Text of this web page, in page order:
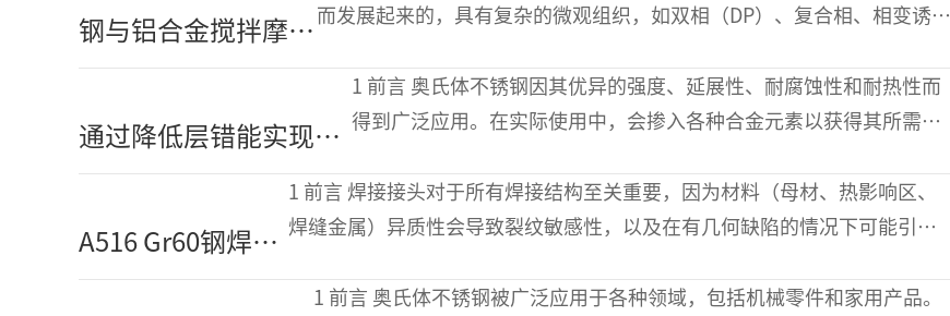
响
钢与铝合金搅拌摩擦
焊接接头处电偶腐蚀
而发展起来的，具有复杂的微观组织，如双相（DP）、复合相、相变诱发
通过降低层错能实现奥
氏体不锈钢高频率重合
位置点阵晶界的快速形
成
1 前言 奥氏体不锈钢因其优异的强度、延展性、耐腐蚀性和耐热性而
得到广泛应用。在实际使用中，会掺入各种合金元素以获得其所需的
数
A516 Gr60钢焊接
接头的断裂与疲劳
1 前言 焊接接头对于所有焊接结构至关重要，因为材料（母材、热影响区、
焊缝金属）异质性会导致裂纹敏感性，以及在有几何缺陷的情况下可能引起
1 前言 奥氏体不锈钢被广泛应用于各种领域，包括机械零件和家用产品。